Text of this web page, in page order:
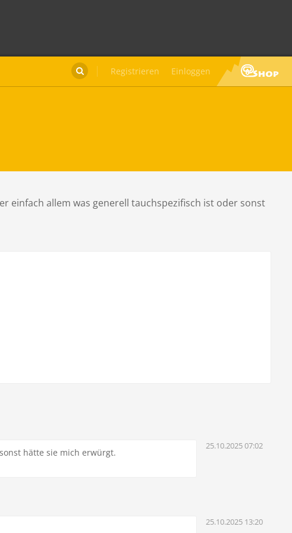
Registrieren Einloggen

einfach allem was generell tauchspezifisch ist oder sonst
25.10.2025 07:02
hätte sie mich erwürgt.
25.10.2025 13:20